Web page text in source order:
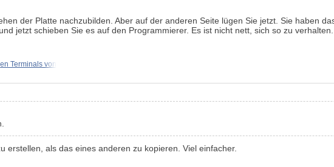
der Platte nachzubilden. Aber auf der anderen Seite lügen Sie jetzt. Sie haben
jetzt schieben Sie es auf den Programmierer. Es ist nicht nett, sich so zu
Terminals von
erstellen, als das eines anderen zu kopieren. Viel einfacher.